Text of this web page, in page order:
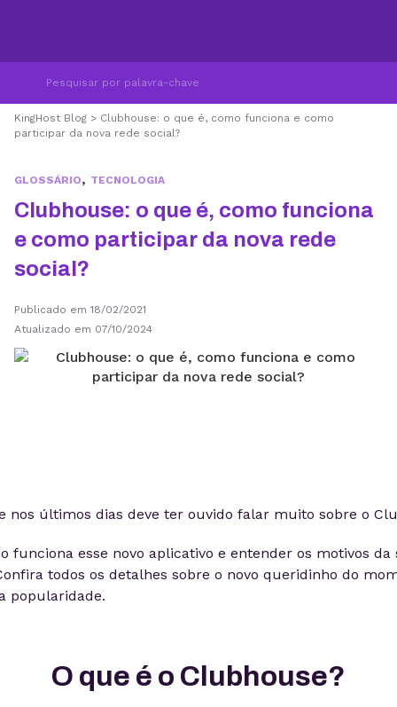
KingHost Blog > Clubhouse: o que é, como funciona e como
participar da nova rede social?
GLOSSÁRIO, TECNOLOGIA
Clubhouse: o que é, como funciona
e como participar da nova rede
social?
Publicado em 18/02/2021
Atualizado em 07/10/2024
nos últimos dias deve ter ouvido falar muito sobre o
funciona esse novo aplicativo e entender os motivos da
todos os detalhes sobre o novo queridinho do
popularidade.
O que é o Clubhouse?